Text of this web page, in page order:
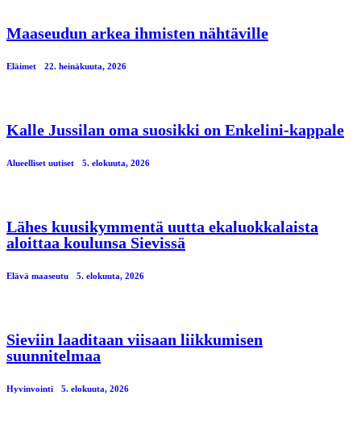
Maaseudun arkea ihmisten nähtäville
Eläimet 22. heinäkuuta, 2026
Kalle Jussilan oma suosikki on Enkelini-kappale
Alueelliset uutiset 5. elokuuta, 2026
Lähes kuusikymmentä uutta ekaluokkalaista
aloittaa koulunsa Sievissä
Elävä maaseutu 5. elokuuta, 2026
Sieviin laaditaan viisaan liikkumisen
suunnitelmaa
Hyvinvointi 5. elokuuta, 2026